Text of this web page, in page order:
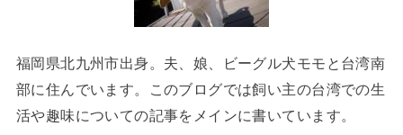
福岡県北九州市出身。夫、娘、ビーグル犬モモと台湾南
部に住んでいます。このブログでは飼い主の台湾での生
活や趣味についての記事をメインに書いています。